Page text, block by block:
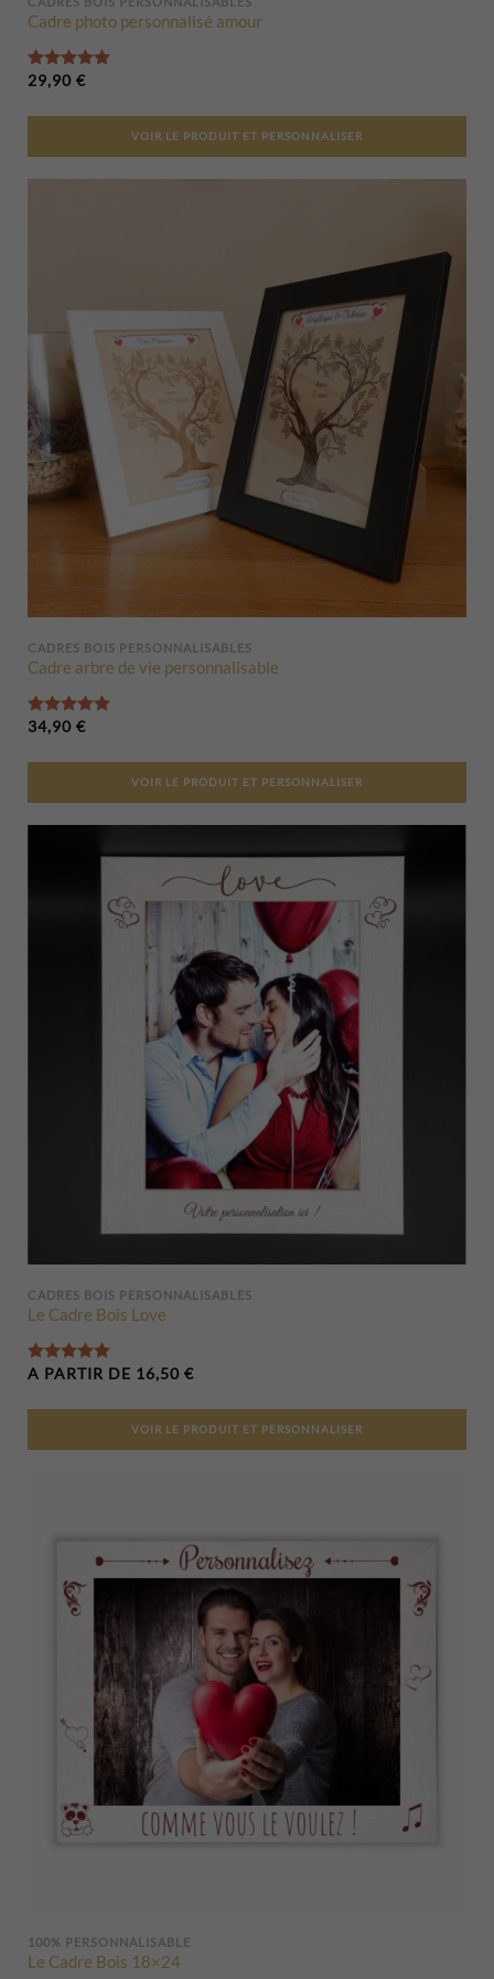
Cadre photo personnalisé amour
29,90 €
VOIR LE PRODUIT ET PERSONNALISER
CADRES BOIS PERSONNALISABLES
Cadre arbre de vie personnalisable
34,90 €
VOIR LE PRODUIT ET PERSONNALISER
CADRES BOIS PERSONNALISABLES
Le Cadre Bois Love
A PARTIR DE 16,50 €
VOIR LE PRODUIT ET PERSONNALISER
100% PERSONNALISABLE
Le Cadre Bois 18×24